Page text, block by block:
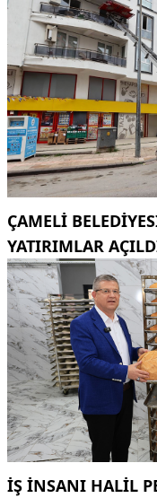
ÇAMELI
YATIRIMLAR
İŞ INSANI HALIL